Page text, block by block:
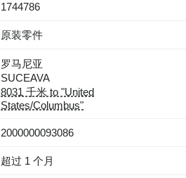
1744786
原装零件
罗马尼亚
SUCEAVA
8031 千米 to "United
States/Columbus"
2000000093086
超过 1 个月